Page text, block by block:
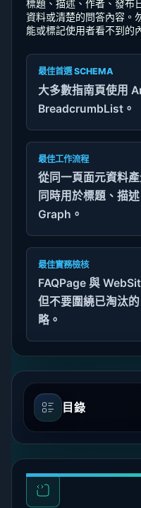
標題、描述、作者、發布
資料或清楚的問答內容。
能或標記使用者看不到的
最佳首選 SCHEMA
大多數指南頁使用
BreadcrumbList。
最佳工作流程
從同一頁面元資料
同時用於標題、描
Graph。
最佳實務檢核
FAQPage 與
但不要圍繞已淘汰
略。
目錄